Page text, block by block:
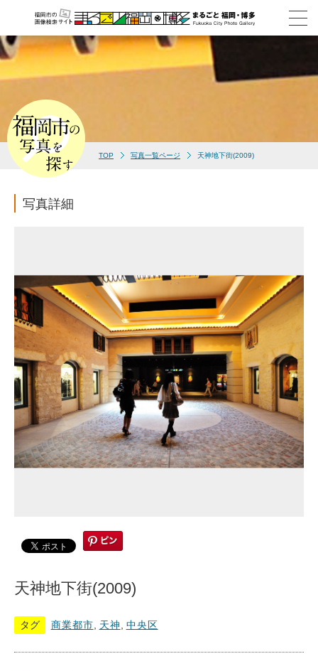
TOP 写真一覧ページ 天神地下街(2009)
写真詳細
天神地下街(2009)
タグ 商業都市 天神 中央区